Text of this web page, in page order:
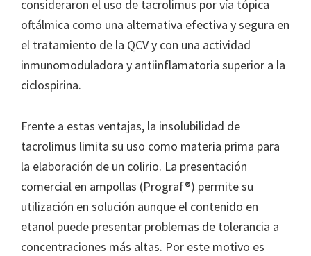
consideraron el uso de tacrolimus por vía tópica
oftálmica como una alternativa efectiva y segura en
el tratamiento de la QCV y con una actividad
inmunomoduladora y antiinflamatoria superior a la
ciclospirina.
Frente a estas ventajas, la insolubilidad de
tacrolimus limita su uso como materia prima para
la elaboración de un colirio. La presentación
comercial en ampollas (Prograf®) permite su
utilización en solución aunque el contenido en
etanol puede presentar problemas de tolerancia a
concentraciones más altas. Por este motivo es